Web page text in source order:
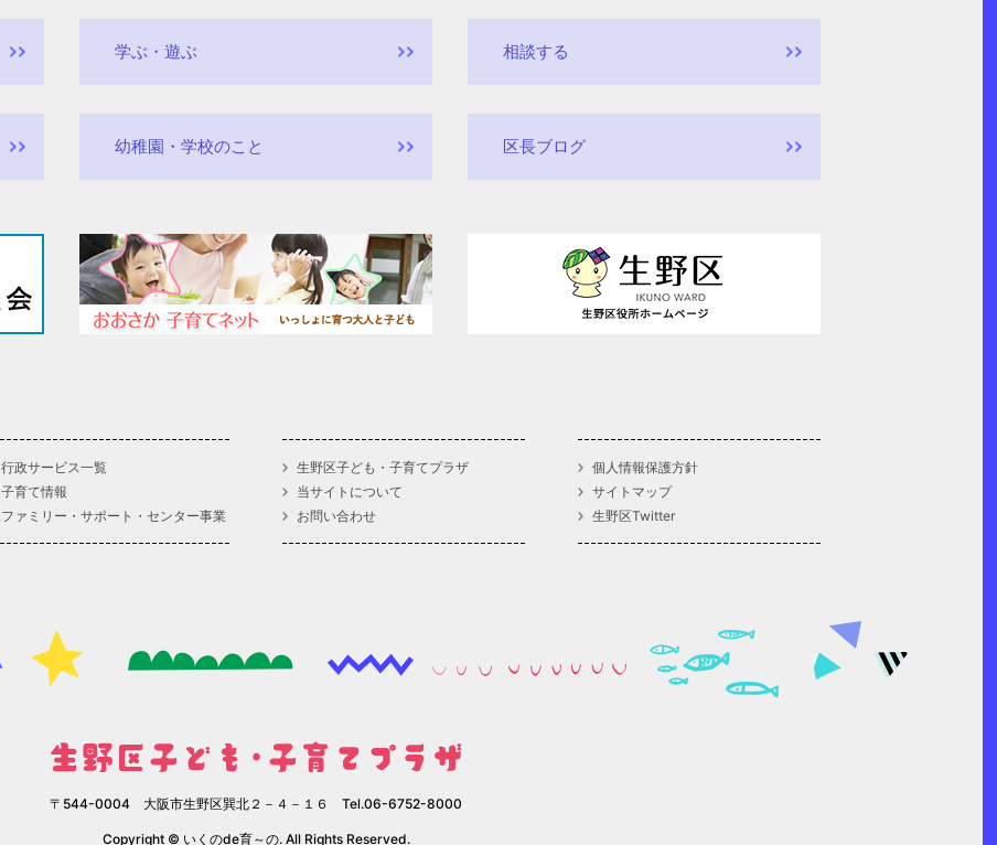
学ぶ・遊ぶ 相談する
幼稚園・学校のこと 区長ブログ
行政サービス一覧
子育て情報
ファミリー・サポート・センター事業
生野区子ども・子育てプラザ
当サイトについて
お問い合わせ
個人情報保護方針
サイトマップ
生野区Twitter
〒544-0004 大阪市生野区巽北２－４－１６ Tel.06-6752-8000
Copyright © いくのde育～の. All Rights Reserved.